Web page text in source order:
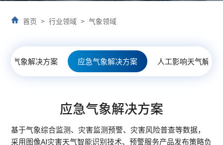
首页 > 行业领域 > 气象领域
旅气象解决方案 应急气象解决方案 人工影响天气解决
应急气象解决方案
基于气象综合监测、灾害监测预警、灾害风险普查等数据，
采用图像AI灾害天气智能识别技术、预警服务产品发布策略负